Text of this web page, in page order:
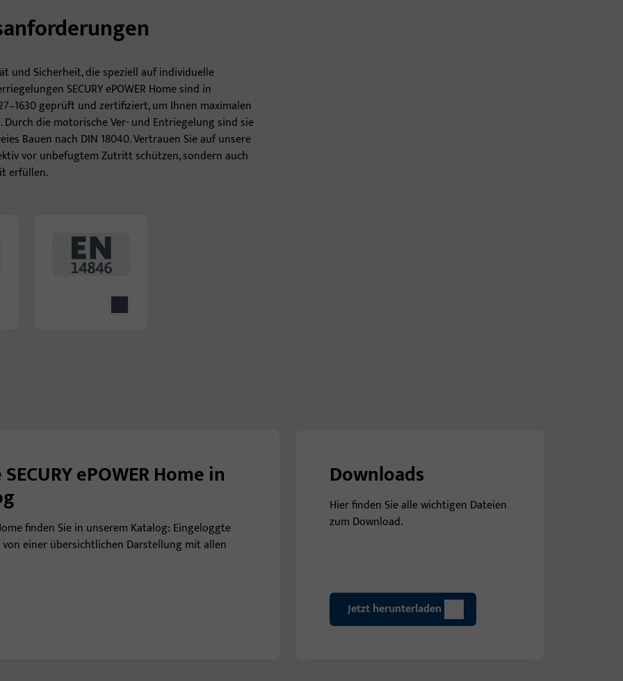
und Sicherheit, die speziell auf individuelle
SECURY ePOWER Home sind in
geprüft und zertifiziert, um Ihnen maximalen
die motorische Ver- und Entriegelung sind sie
Bauen nach DIN 18040. Vertrauen Sie auf unsere
vor unbefugtem Zutritt schützen, sondern auch
erfüllen.
ePOWER Home in
finden Sie in unserem Katalog: Eingeloggte
einer übersichtlichen Darstellung mit allen
Downloads
Hier finden Sie alle wichtigen Dateien
zum Download.
Jetzt herunterladen